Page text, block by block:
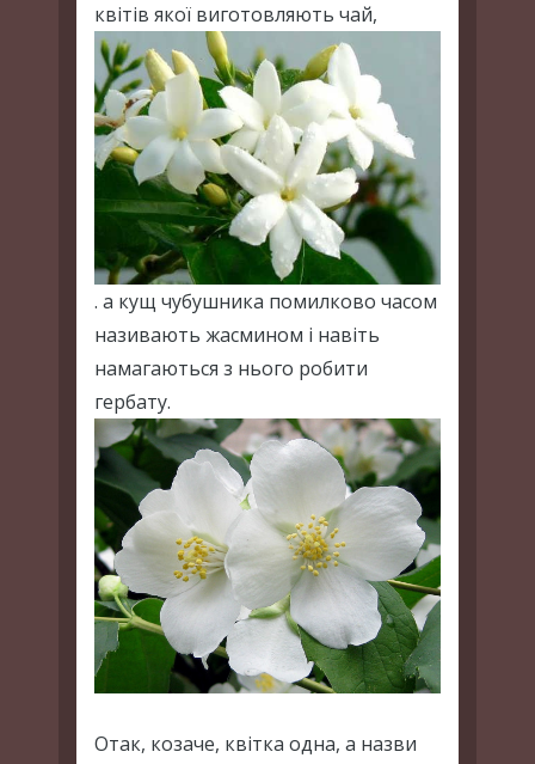
квітів якої виготовляють чай,
. а кущ чубушника помилково часом
називають жасмином і навіть
намагаються з нього робити
гербату.
Отак, козаче, квітка одна, а назви